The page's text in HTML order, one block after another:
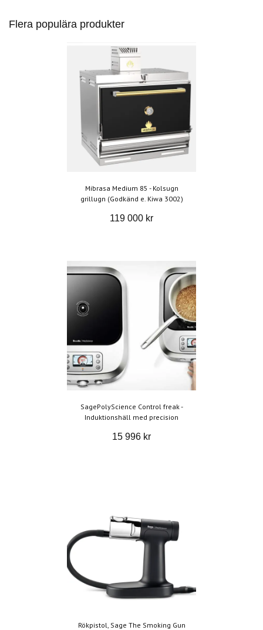
Flera populära produkter
Mibrasa Medium 85 - Kolsugn
grillugn (Godkänd e. Kiwa 3002)
119 000 kr
SagePolyScience Control freak -
Induktionshäll med precision
15 996 kr
Rökpistol, Sage The Smoking Gun